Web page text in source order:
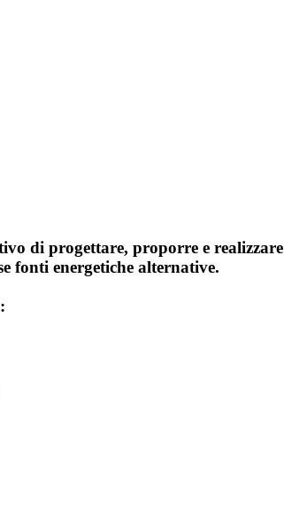
di progettare, proporre e realizzare
fonti energetiche alternative.